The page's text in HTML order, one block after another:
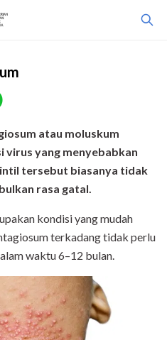
atau moluskum
virus yang menyebabkan
tersebut biasanya tidak
rasa gatal.
kondisi yang mudah
terkadang tidak perlu
waktu 6–12 bulan.